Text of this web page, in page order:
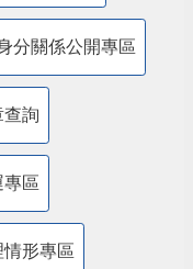
分關係公開專區
查詢
專區
形專區